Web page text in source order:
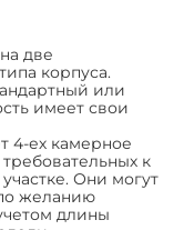
две
корпуса.
или
имеет свои
4-ех камерное
к
Они могут
желанию
длины